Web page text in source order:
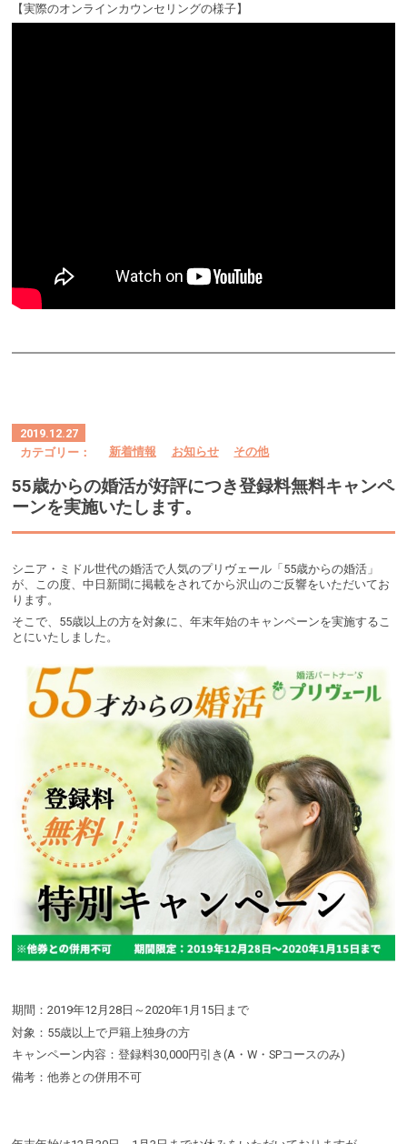
【実際のオンラインカウンセリングの様子】
2019.12.27
カテゴリー：
新着情報 お知らせ その他
55歳からの婚活が好評につき登録料無料キャンペ
ーンを実施いたします。
シニア・ミドル世代の婚活で人気のプリヴェール「55歳からの婚活」
が、この度、中日新聞に掲載をされてから沢山のご反響をいただいてお
ります。
そこで、55歳以上の方を対象に、年末年始のキャンペーンを実施するこ
とにいたしました。
期間：2019年12月28日～2020年1月15日まで
対象：55歳以上で戸籍上独身の方
キャンペーン内容：登録料30,000円引き(A・W・SPコースのみ)
備考：他券との併用不可